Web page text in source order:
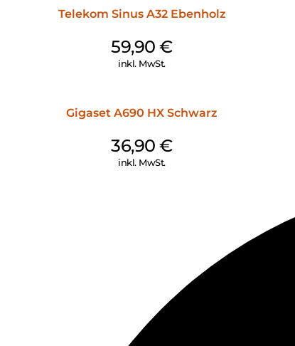
Telekom Sinus A32 Ebenholz
59,90€
inkl. MwSt.
Gigaset A690 HX Schwarz
36,90€
inkl. MwSt.